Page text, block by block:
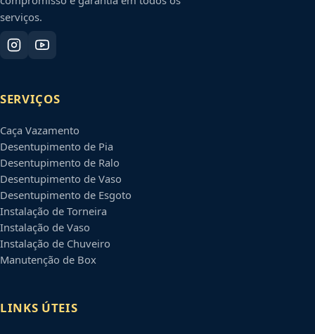
serviços.
SERVIÇOS
Caça Vazamento
Desentupimento de Pia
Desentupimento de Ralo
Desentupimento de Vaso
Desentupimento de Esgoto
Instalação de Torneira
Instalação de Vaso
Instalação de Chuveiro
Manutenção de Box
LINKS ÚTEIS